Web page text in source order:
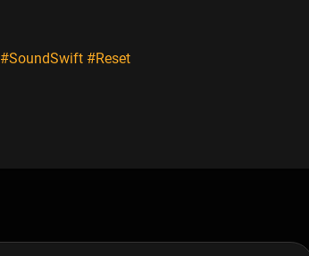
#SoundSwift #Reset